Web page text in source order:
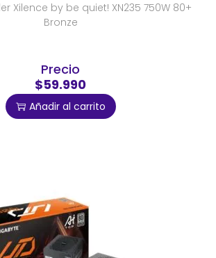
Xilence by be quiet! XN235 750W 80+
Bronze
Precio
$59.990
Añadir al carrito